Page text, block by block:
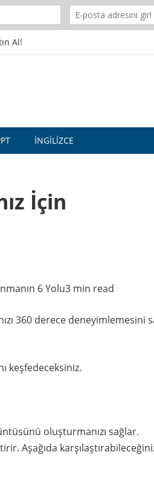
Al!
İNGILIZCE
İçin
6 Yolu3 min read
360 derece deneyimlemesini
keşfedeceksiniz.
oluşturmanızı sağlar.
Aşağıda